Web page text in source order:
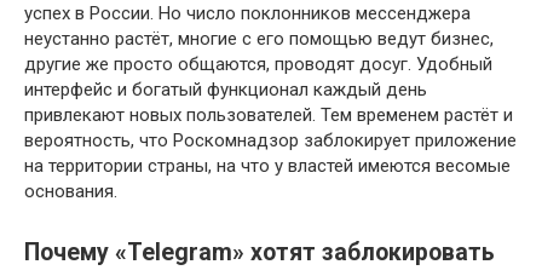
успех в России. Но число поклонников мессенджера
неустанно растёт, многие с его помощью ведут бизнес,
другие же просто общаются, проводят досуг. Удобный
интерфейс и богатый функционал каждый день
привлекают новых пользователей. Тем временем растёт и
вероятность, что Роскомнадзор заблокирует приложение
на территории страны, на что у властей имеются весомые
основания.
Почему «Telegram» хотят заблокировать